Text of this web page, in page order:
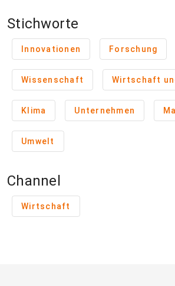
Stichworte
Innovationen Forschung
Wissenschaft Wirtschaft
Klima Unternehmen
Umwelt
Channel
Wirtschaft